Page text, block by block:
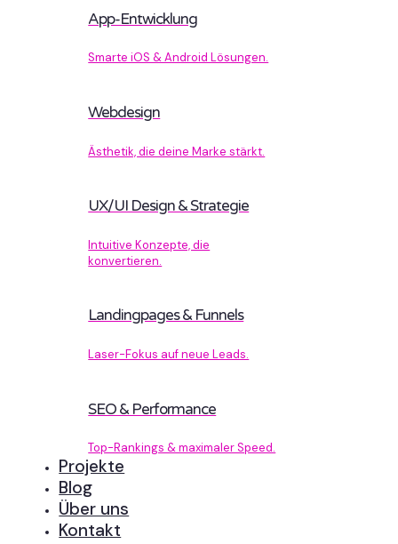
App-Entwicklung
Smarte iOS & Android Lösungen.
Webdesign
Ästhetik, die deine Marke stärkt.
UX/UI Design & Strategie
Intuitive Konzepte, die
konvertieren.
Landingpages & Funnels
Laser-Fokus auf neue Leads.
SEO & Performance
Top-Rankings & maximaler Speed.
Projekte
Blog
Über uns
Kontakt